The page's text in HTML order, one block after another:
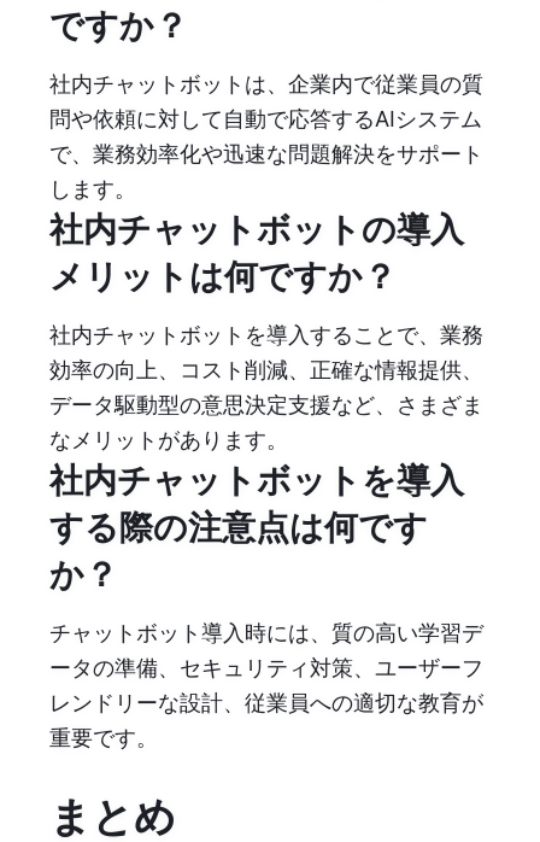
ですか？
社内チャットボットは、企業内で従業員の質
問や依頼に対して自動で応答するAIシステム
で、業務効率化や迅速な問題解決をサポート
します。
社内チャットボットの導入
メリットは何ですか？
社内チャットボットを導入することで、業務
効率の向上、コスト削減、正確な情報提供、
データ駆動型の意思決定支援など、さまざま
なメリットがあります。
社内チャットボットを導入
する際の注意点は何です
か？
チャットボット導入時には、質の高い学習デ
ータの準備、セキュリティ対策、ユーザーフ
レンドリーな設計、従業員への適切な教育が
重要です。
まとめ